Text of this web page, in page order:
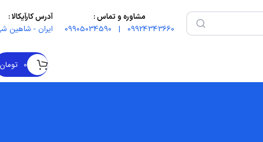
مشاوره و تماس :
09924343660 | 09905034590
آدرس کارآیکالا :
ایران - شاهین
۰ تومان